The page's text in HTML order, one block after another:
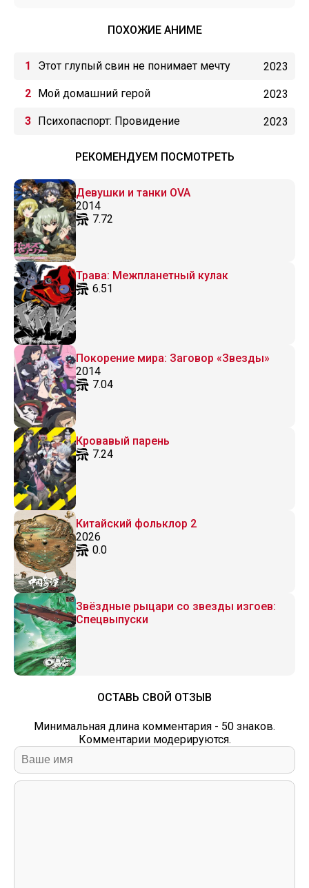
ПОХОЖИЕ АНИМЕ
Этот глупый свин не понимает мечту
сестры на прогулке
2023
Мой домашний герой 2023
Психопаспорт: Провидение 2023
РЕКОМЕНДУЕМ ПОСМОТРЕТЬ
Девушки и танки OVA
2014
7.72
Трава: Межпланетный кулак
6.51
Покорение мира: Заговор «Звезды»
2014
7.04
Кровавый парень
7.24
Китайский фольклор 2
2026
0.0
Звёздные рыцари со звезды изгоев:
Спецвыпуски
ОСТАВЬ СВОЙ ОТЗЫВ
Минимальная длина комментария - 50 знаков.
Комментарии модерируются.